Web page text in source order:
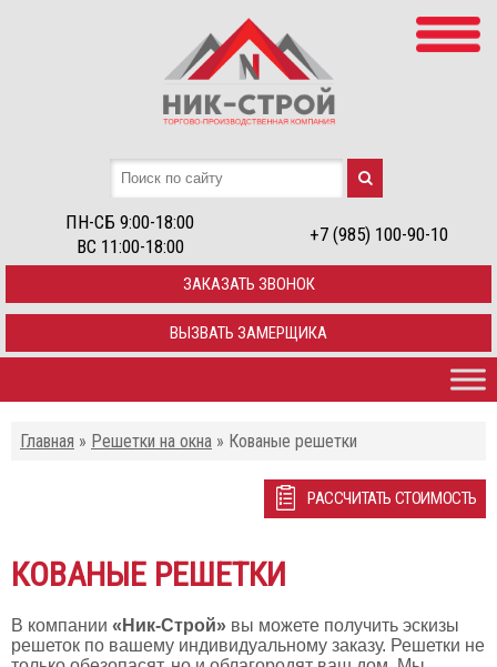
ПН-СБ 9:00-18:00
ВС 11:00-18:00
+7 (985) 100-90-10
ЗАКАЗАТЬ ЗВОНОК
ВЫЗВАТЬ ЗАМЕРЩИКА
Главная » Решетки на окна » Кованые решетки
КОВАНЫЕ РЕШЕТКИ
РАССЧИТАТЬ СТОИМОСТЬ
В компании «Ник-Строй» вы можете получить эскизы
решеток по вашему индивидуальному заказу. Решетки не